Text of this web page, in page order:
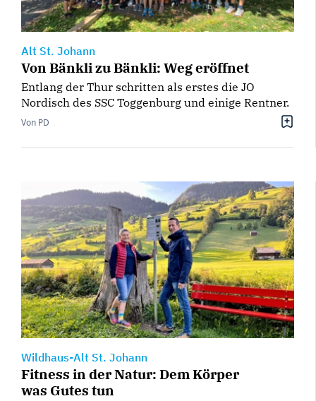
Alt St. Johann
Von Bänkli zu Bänkli: Weg eröffnet
Entlang der Thur schritten als erstes die JO
Nordisch des SSC Toggenburg und einige Rentner.
Von PD
Wildhaus-Alt St. Johann
Fitness in der Natur: Dem Körper
was Gutes tun